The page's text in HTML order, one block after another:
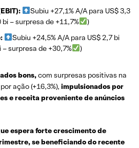
Subiu +27,1% A/A para US$ 3,3
– surpresa de +11,7%
)
Subiu +24,5% A/A para US$ 2,7 bi
surpresa de +30,7%
)
bons,com surpresas positivas na
ação (+16,3%), impulsionados por
e receita proveniente de anúncios
espera forte crescimento de
se beneficiando do recente